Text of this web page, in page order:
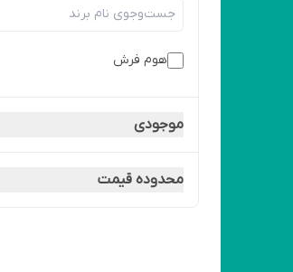
هوم فرش
موجودی
محدوده قیمت